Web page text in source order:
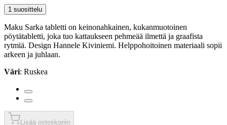
1 suosittelu
Maku Sarka tabletti on keinonahkainen, kukanmuotoinen
pöytätabletti, joka tuo kattaukseen pehmeää ilmettä ja graafista
rytmiä. Design Hannele Kiviniemi. Helppohoitoinen materiaali sopii
arkeen ja juhlaan.
Väri: Ruskea
Lisää ostoskoriin